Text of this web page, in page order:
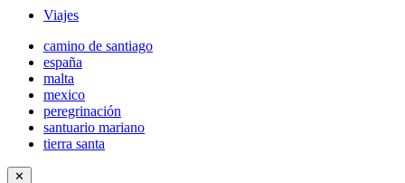
Viajes
camino de santiago
españa
malta
mexico
peregrinación
santuario mariano
tierra santa
✕